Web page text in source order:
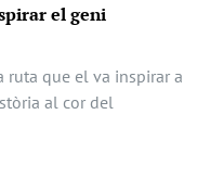
el geni
ruta que el va inspirar a
al cor del